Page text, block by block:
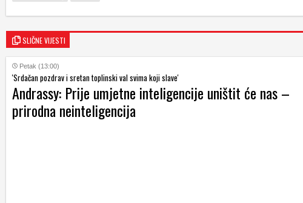
SLIČNE VIJESTI
Petak (13:00)
'Srdačan pozdrav i sretan toplinski val svima koji slave'
Andrassy: Prije umjetne inteligencije uništit će nas –
prirodna neinteligencija